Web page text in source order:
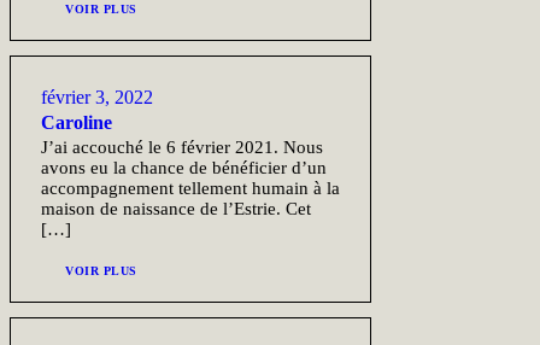
VOIR PLUS
février 3, 2022
Caroline
J’ai accouché le 6 février 2021. Nous
avons eu la chance de bénéficier d’un
accompagnement tellement humain à la
maison de naissance de l’Estrie. Cet
[…]
VOIR PLUS